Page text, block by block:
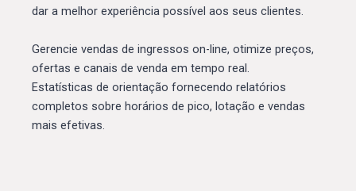
dar a melhor experiência possível aos seus clientes.
Gerencie vendas de ingressos on-line, otimize preços,
ofertas e canais de venda em tempo real.
Estatísticas de orientação fornecendo relatórios
completos sobre horários de pico, lotação e vendas
mais efetivas.